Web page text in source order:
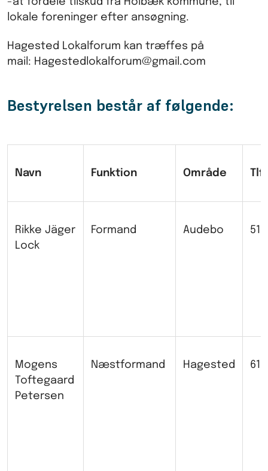
lokale foreninger efter ansøgning.
Hagested Lokalforum kan træffes på
mail: Hagestedlokalforum@gmail.com
Bestyrelsen består af følgende:
Navn Funktion Område Tlf
Rikke Jäger
Lock
Formand Audebo
Mogens
Toftegaard
Petersen
Næstformand Hagested